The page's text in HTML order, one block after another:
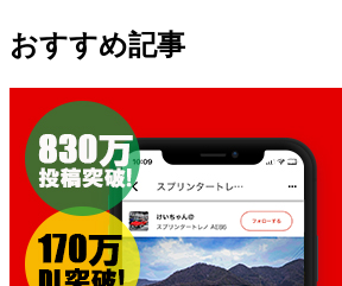
おすすめ記事